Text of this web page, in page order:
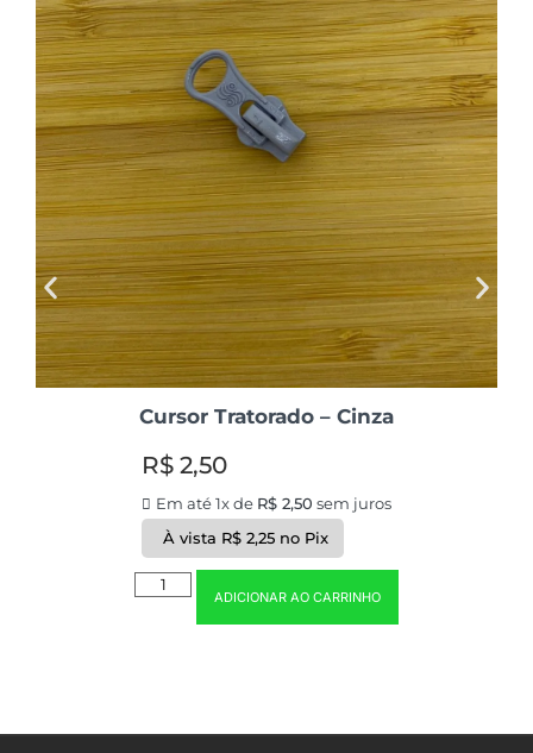
Cursor Tratorado – Cinza
R$ 2,50
Em até 1x de R$ 2,50 sem juros
À vista R$2,25 no Pix
ADICIONAR AO CARRINHO